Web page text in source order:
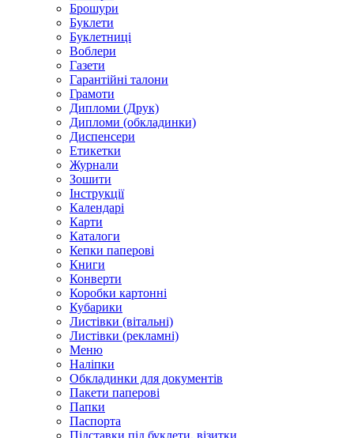
Брошури
Буклети
Буклетниці
Воблери
Газети
Гарантійні талони
Грамоти
Дипломи (Друк)
Дипломи (обкладинки)
Диспенсери
Етикетки
Журнали
Зошити
Інструкції
Календарі
Карти
Каталоги
Кепки паперові
Книги
Конверти
Коробки картонні
Кубарики
Листівки (вітальні)
Листівки (рекламні)
Меню
Наліпки
Обкладинки для документів
Пакети паперові
Папки
Паспорта
Підставки під буклети, візитки